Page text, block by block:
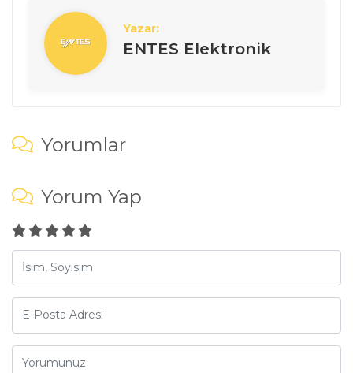
Yazar:
ENTES Elektronik
Yorumlar
Yorum Yap